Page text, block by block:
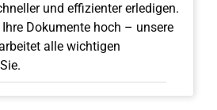
und effizienter erledigen.
Dokumente hoch – unsere
alle wichtigen